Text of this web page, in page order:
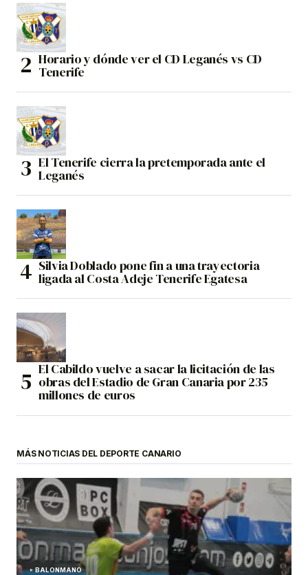
Horario y dónde ver el CD Leganés vs CD
Tenerife
El Tenerife cierra la pretemporada ante el
Leganés
Silvia Doblado pone fin a una trayectoria
ligada al Costa Adeje Tenerife Egatesa
El Cabildo vuelve a sacar la licitación de las
obras del Estadio de Gran Canaria por 235
millones de euros
MÁS NOTICIAS DEL DEPORTE CANARIO
BALONMANO